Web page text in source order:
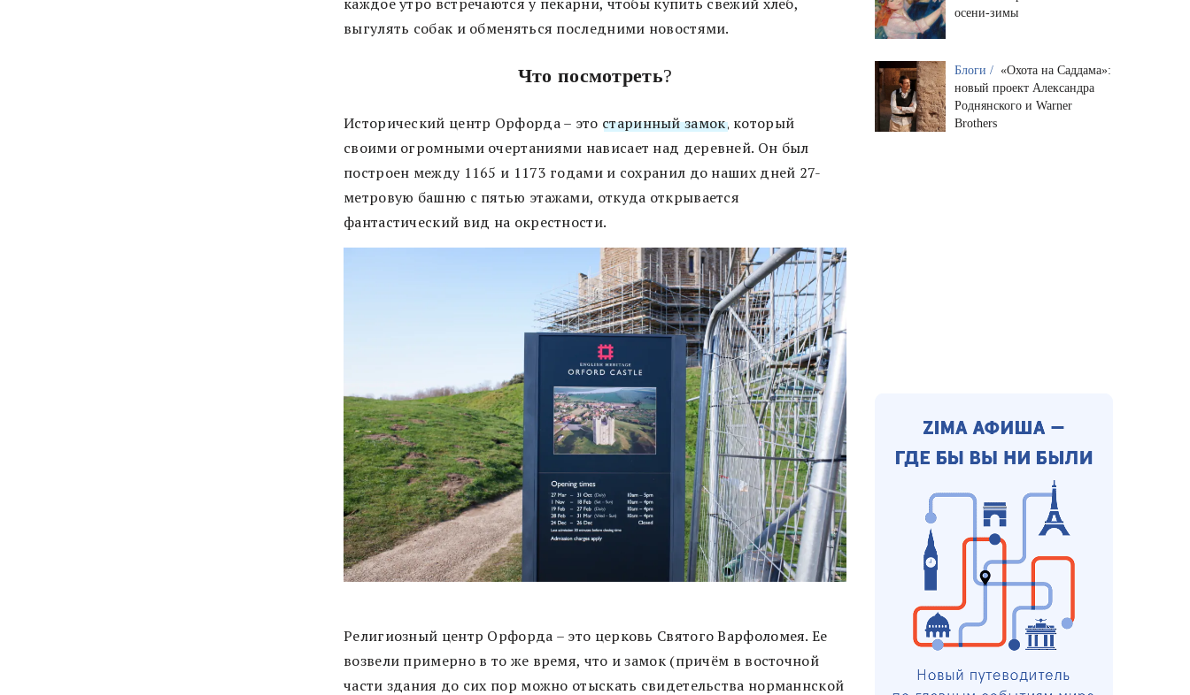
выгулять собак и обменяться последними новостями.
Что посмотреть?
Исторический центр Орфорда – это старинный замок, который
своими огромными очертаниями нависает над деревней. Он был
построен между 1165 и 1173 годами и сохранил до наших дней 27-
метровую башню с пятью этажами, откуда открывается
фантастический вид на окрестности.
Религиозный центр Орфорда – это церковь Святого Варфоломея. Ее
возвели примерно в то же время, что и замок (причём в восточной
части здания до сих пор можно отыскать свидетельства норманнской
осени-зимы
Блоги / «Охота на Саддама»:
новый проект Александра
Роднянского и Warner
Brothers